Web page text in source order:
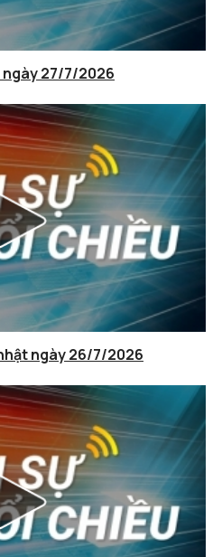
27/7/2026
ngày 26/7/2026